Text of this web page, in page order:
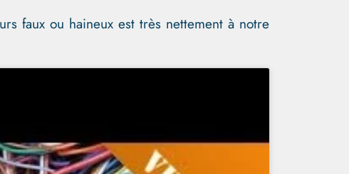
faux ou haineux est très nettement à notre